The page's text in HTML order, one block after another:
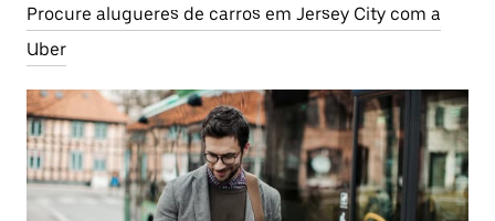
Procure alugueres de carros em Jersey City com a
Uber